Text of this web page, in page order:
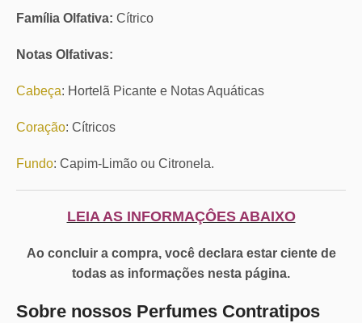
Família Olfativa: Cítrico
Notas Olfativas:
Cabeça: Hortelã Picante e Notas Aquáticas
Coração: Cítricos
Fundo: Capim-Limão ou Citronela.
LEIA AS INFORMAÇÔES ABAIXO
Ao concluir a compra, você declara estar ciente de
todas as informações nesta página.
Sobre nossos Perfumes Contratipos